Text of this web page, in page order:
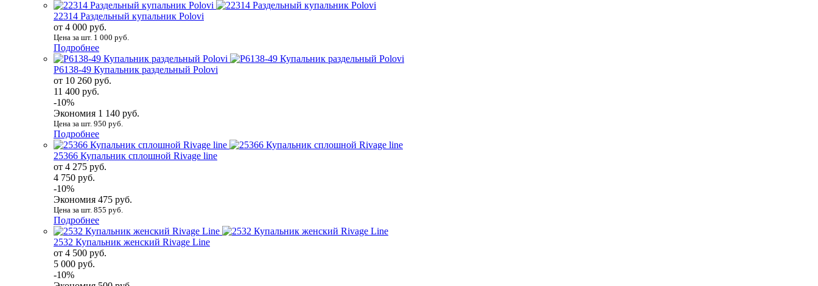
22314 Раздельный купальник Polovi
от 4 000 руб.
Цена за шт. 1 000 руб.
Подробнее
P6138-49 Купальник раздельный Polovi
от 10 260 руб.
11 400 руб.
-10%
Экономия 1 140 руб.
Цена за шт. 950 руб.
Подробнее
25366 Купальник сплошной Rivage line
от 4 275 руб.
4 750 руб.
-10%
Экономия 475 руб.
Цена за шт. 855 руб.
Подробнее
2532 Купальник женский Rivage Line
от 4 500 руб.
5 000 руб.
-10%